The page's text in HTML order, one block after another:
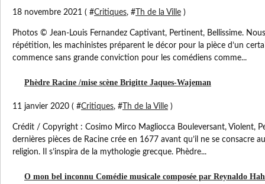
18 novembre 2021 ( #Critiques, # Th de la Ville )
Photos © Jean-Louis Fernandez Captivant, Pertinent, Bellissime.
répétition, les machinistes préparent le décor pour la pièce d’un
commence sans grande conviction pour les comédiens comme...
Phèdre Racine /mise scène Brigitte Jaques-Wajeman
11 janvier 2020 ( #Critiques, # Th de la Ville )
Crédit / Copyright : Cosimo Mirco Magliocca Bouleversant, Violent,
dernières pièces de Racine crée en 1677 avant qu’il ne se consacre
religion. Il s’inspira de la mythologie grecque. Phèdre...
O mon bel inconnu Comédie musicale composée par Reynaldo